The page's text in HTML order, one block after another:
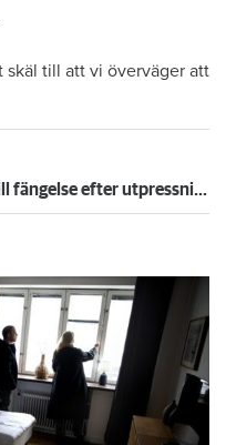
till att vi överväger att
Hyresgäster döms till fängelse efter utpressningshärva mot värden